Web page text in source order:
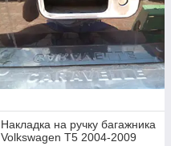
Накладка на ручку багажника
Volkswagen T5 2004-2009